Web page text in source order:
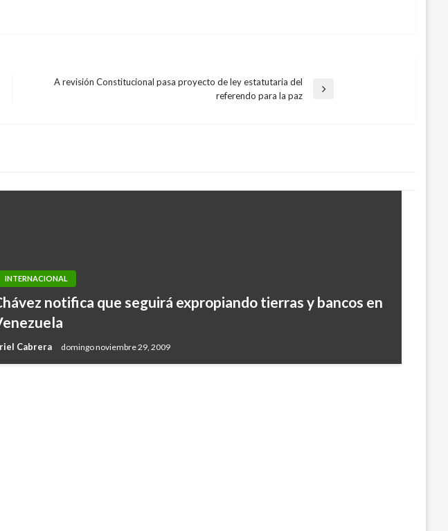
A revisión Constitucional pasa proyecto de ley estatutaria del
referendo para la paz
INTERNACIONAL
notifica que seguirá expropiando tierras y bancos en
Cabrera domingo noviembre 29, 2009
rechaza la solicitud de vacuna de la OMS para médicos